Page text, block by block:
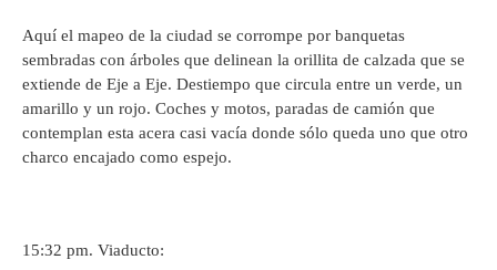
Aquí el mapeo de la ciudad se corrompe por banquetas
sembradas con árboles que delinean la orillita de calzada que se
extiende de Eje a Eje. Destiempo que circula entre un verde, un
amarillo y un rojo. Coches y motos, paradas de camión que
contemplan esta acera casi vacía donde sólo queda uno que otro
charco encajado como espejo.
15:32 pm. Viaducto: